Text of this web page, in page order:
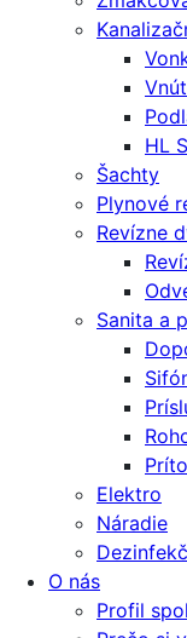
HL
Šachty
Plynové
Revízne
Sanita a
Elektro
Náradie
O nás
Profil